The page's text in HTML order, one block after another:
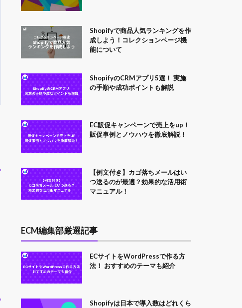
Shopifyで商品人気ランキングを作
成しよう！コレクションページ機
能について
ShopifyのCRMアプリ5選！ 実施
の手順や成功ポイントも解説
EC販促キャンペーンで売上をup！
販促事例とノウハウを徹底解説！
【例文付き】カゴ落ちメールはい
つ送るのが最適？効果的な活用術
マニュアル！
ECM編集部厳選記事
ECサイトをWordPressで作る方
法！ おすすめのテーマも紹介
Shopifyは日本で導入数はどれくら